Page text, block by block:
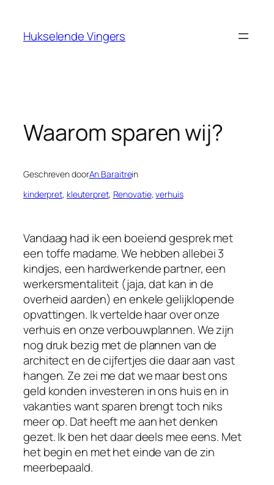
Hukselende Vingers
Waarom sparen wij?
Geschreven doorAn Baraitrein
kinderpret, kleuterpret, Renovatie, verhuis
Vandaag had ik een boeiend gesprek met
een toffe madame. We hebben allebei 3
kindjes, een hardwerkende partner, een
werkersmentaliteit (jaja, dat kan in de
overheid aarden) en enkele gelijklopende
opvattingen. Ik vertelde haar over onze
verhuis en onze verbouwplannen. We zijn
nog druk bezig met de plannen van de
architect en de cijfertjes die daar aan vast
hangen. Ze zei me dat we maar best ons
geld konden investeren in ons huis en in
vakanties want sparen brengt toch niks
meer op. Dat heeft me aan het denken
gezet. Ik ben het daar deels mee eens. Met
het begin en met het einde van de zin
meerbepaald.